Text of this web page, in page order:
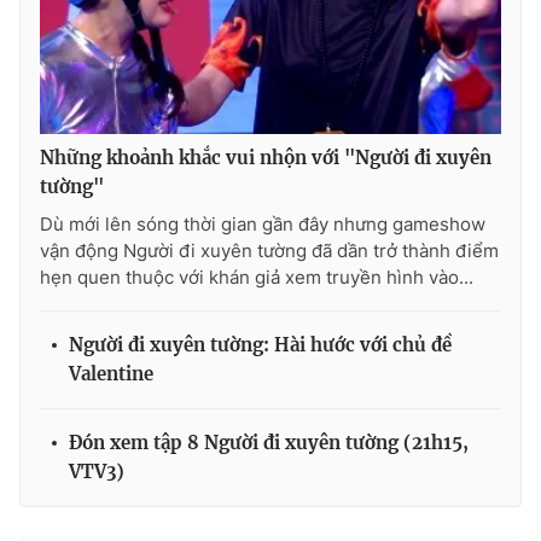
THỜI BÁO VTV
Theo dõi báo trên
Cơ quan báo chí:Thời báo VTV
Giấy phép hoạt động báo in và báo điện tử số 483/GP-BTTTT
Vũ Thanh Thủy
Phó Tổng Biên tập:
Nguyễn Trọng Ninh
Những khoảnh khắc vui nhộn với "Người đi xuyên
tường"
Dù mới lên sóng thời gian gần đây nhưng gameshow
vận động Người đi xuyên tường đã dần trở thành điểm
hẹn quen thuộc với khán giả xem truyền hình vào...
Người đi xuyên tường: Hài hước với chủ đề
Valentine
Đón xem tập 8 Người đi xuyên tường (21h15,
VTV3)